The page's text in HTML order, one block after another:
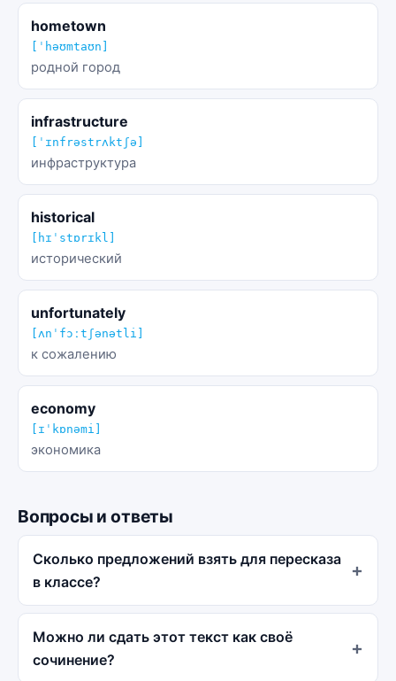
hometown
[ˈhəʊmtaʊn]
родной город
infrastructure
[ˈɪnfrəstrʌktʃə]
инфраструктура
historical
[hɪˈstɒrɪkl]
исторический
unfortunately
[ʌnˈfɔːtʃənətli]
к сожалению
economy
[ɪˈkɒnəmi]
экономика
Вопросы и ответы
Сколько предложений взять для пересказа
в классе?
Можно ли сдать этот текст как своё
сочинение?